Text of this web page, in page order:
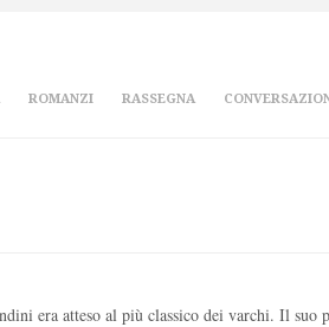
ROMANZI RASSEGNA
era atteso al più classico dei varchi. Il suo